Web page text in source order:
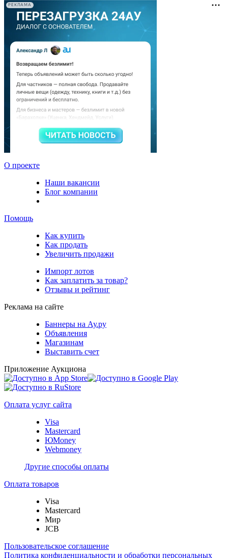
РЕКЛАМА
О проекте
Наши вакансии
Блог компании
Помощь
Как купить
Как продать
Увеличить продажи
Импорт лотов
Как заплатить за товар?
Отзывы и рейтинг
Реклама на сайте
Баннеры на Ау.ру
Объявления
Магазинам
Выставить счет
Приложение Аукциона
Оплата услуг сайта
Visa
Mastercard
ЮMoney
Webmoney
Другие способы оплаты
Оплата товаров
Visa
Mastercard
Мир
JCB
Пользовательское соглашение
Политика конфиденциальности и обработки персональных